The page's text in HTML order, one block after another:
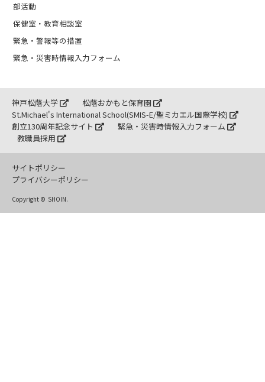
部活動
保健室・教育相談室
緊急・警報等の措置
緊急・災害時情報入力フォーム
神戸松蔭大学
松蔭おかもと保育園
St.Michael's International School(SMIS-E/聖ミカエル国際学校)
創立130周年記念サイト
緊急・災害時情報入力フォーム
教職員採用
サイトポリシー
プライバシーポリシー
Copyright © SHOIN.